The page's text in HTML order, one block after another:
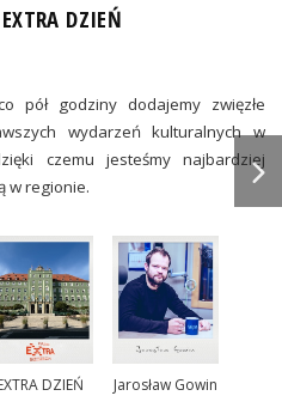
EXTRA DZIEŃ
pół godziny dodajemy zwięzłe
wydarzeń kulturalnych w
czemu jesteśmy najbardziej
w regionie.
DZIEŃ Jarosław Gowin